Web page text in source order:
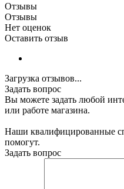
Отзывы
Отзывы
Нет оценок
Оставить отзыв
Загрузка отзывов...
Задать вопрос
Вы можете задать любой
или работе магазина.
Наши квалифицированные
помогут.
Задать вопрос